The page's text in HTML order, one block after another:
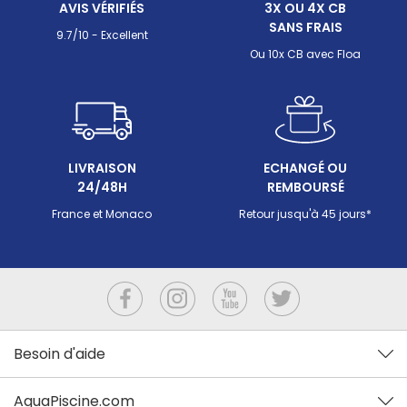
déséquilibrer l'eau de votre piscine.
AVIS VÉRIFIÉS
9.7/10 - Excellent
3X OU 4X CB
SANS FRAIS
Ou 10x CB avec Floa
LIVRAISON
24/48H
France et Monaco
ECHANGÉ OU
REMBOURSÉ
Retour jusqu'à 45 jours*
Besoin d'aide
AquaPiscine.com